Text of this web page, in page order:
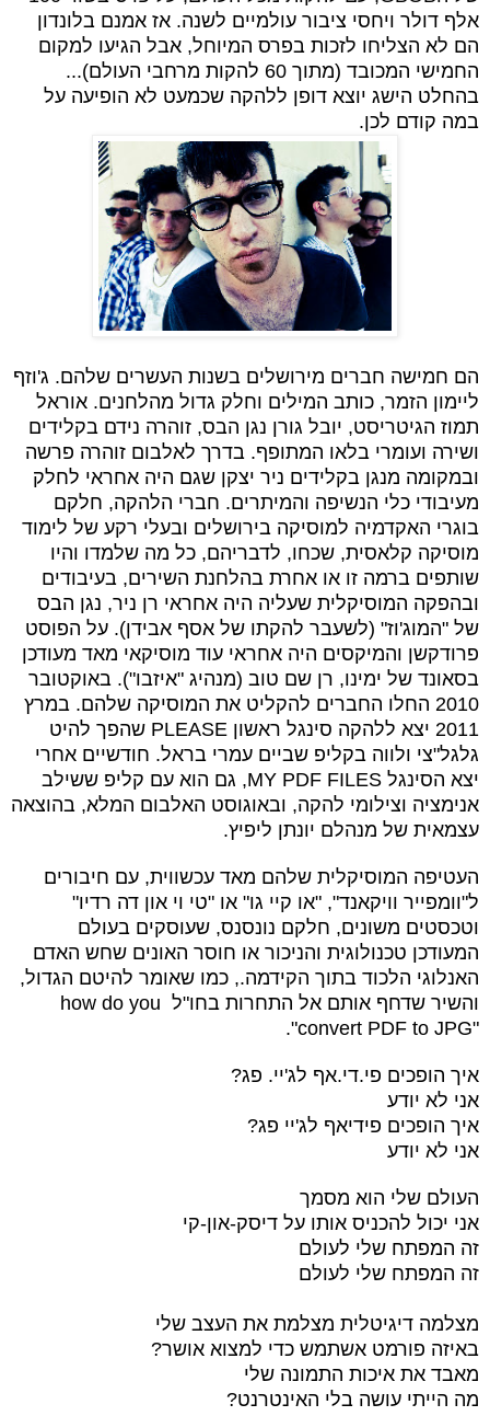
אלף דולר ויחסי ציבור עולמיים לשנה. אז אמנם בלונדון
הם לא הצליחו לזכות בפרס המיוחל, אבל הגיעו למקום
החמישי המכובד (מתוך 60 להקות מרחבי העולם)...
בהחלט הישג יוצא דופן ללהקה שכמעט לא הופיעה על
במה קודם לכן.
הם חמישה חברים מירושלים בשנות העשרים שלהם. ג'וזף
ליימון הזמר, כותב המילים וחלק גדול מהלחנים. אוראל
תמוז הגיטריסט, יובל גורן נגן הבס, זוהרה נידם בקלידים
ושירה ועומרי בלאו המתופף. בדרך לאלבום זוהרה פרשה
ובמקומה מנגן בקלידים ניר יצקן שגם היה אחראי לחלק
מעיבודי כלי הנשיפה והמיתרים. חברי הלהקה, חלקם
בוגרי האקדמיה למוסיקה בירושלים ובעלי רקע של לימוד
מוסיקה קלאסית, שכחו, לדבריהם, כל מה שלמדו והיו
שותפים ברמה זו או אחרת בהלחנת השירים, בעיבודים
ובהפקה המוסיקלית שעליה היה אחראי רן ניר, נגן הבס
של "המוג'וז" (לשעבר להקתו של אסף אבידן). על הפוסט
פרודקשן והמיקסים היה אחראי עוד מוסיקאי מאד מעודכן
בסאונד של ימינו, רן שם טוב (מנהיג "איזבו"). באוקטובר
2010 החלו החברים להקליט את המוסיקה שלהם.
במרץ
2011 יצא ללהקה סינגל ראשון
PLEASE שהפך להיט
גלגל"צי ולווה בקליפ שביים עמרי בראל. חודשיים אחרי
יצא הסינגל MY PDF FILES, גם הוא עם קליפ ששילב
אנימציה וצילומי להקה, ובאוגוסט האלבום המלא, בהוצאה
עצמאית של מנהלם יונתן ליפיץ.
העטיפה המוסיקלית שלהם מאד עכשווית, עם חיבורים
ל"וומפייר וויקאנד", "או קיי גו" או "טי וי און דה רדיו"
וטכסטים משונים, חלקם נונסנס, שעוסקים בעולם
המעודכן טכנולוגית והניכור או חוסר האונים שחש האדם
האנלוגי הלכוד בתוך הקידמה., כמו שאומר להיטם הגדול,
והשיר שדחף אותם אל התחרות בחו"ל how do you
convert PDF to JPG"
".
איך הופכים פי.די.אף לג'יי. פג?
אני לא יודע
איך הופכים פידיאף לג'יי פג?
אני לא יודע
העולם שלי הוא מסמך
אני יכול להכניס אותו על דיסק-און-קי
זה המפתח שלי לעולם
זה המפתח שלי לעולם
מצלמה דיגיטלית מצלמת את העצב שלי
באיזה פורמט אשתמש כדי למצוא אושר?
מאבד את איכות התמונה שלי
מה הייתי עושה בלי האינטרנט?